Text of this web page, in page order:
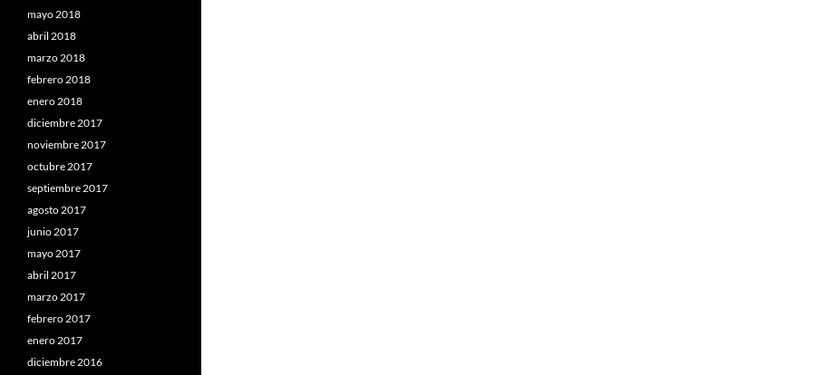
mayo 2018
abril 2018
marzo 2018
febrero 2018
enero 2018
diciembre 2017
noviembre 2017
octubre 2017
septiembre 2017
agosto 2017
junio 2017
mayo 2017
abril 2017
marzo 2017
febrero 2017
enero 2017
diciembre 2016